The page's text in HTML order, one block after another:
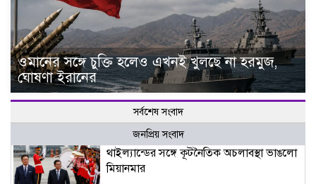
ওমানের সঙ্গে চুক্তি হলেও এখনই খুলছে না হরমুজ,
ঘোষণা ইরানের
সর্বশেষ সংবাদ
জনপ্রিয় সংবাদ
থাইল্যান্ডের সঙ্গে কূটনৈতিক অচলাবস্থা ভাঙলো
মিয়ানমার